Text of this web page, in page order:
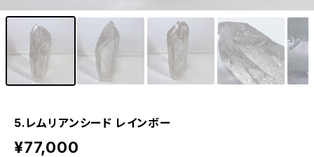
5.レムリアンシード レインボー
¥77,000